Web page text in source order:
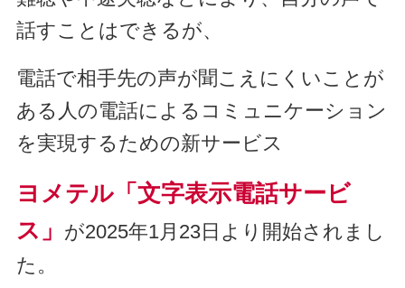
話すことはできるが、
電話で相手先の声が聞こえにくいことが
ある人の電話によるコミュニケーション
を実現するための新サービス
ヨメテル「文字表示電話サービ
ス」 が2025年1月23日より開始されまし
た。